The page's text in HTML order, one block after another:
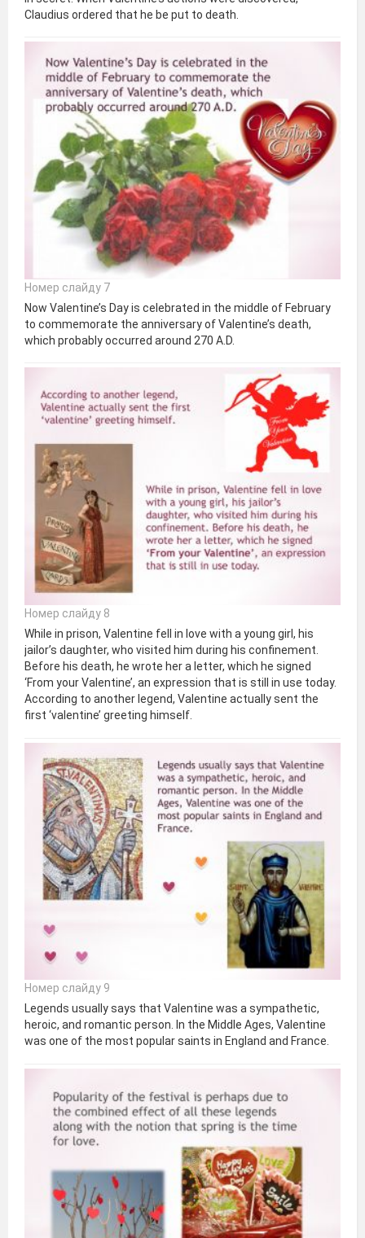
Claudius ordered that he be put to death.
Номер слайду 7
Now Valentine’s Day is celebrated in the middle of February
to commemorate the anniversary of Valentine’s death,
which probably occurred around 270 A.D.
Номер слайду 8
While in prison, Valentine fell in love with a young girl, his
jailor’s daughter, who visited him during his confinement.
Before his death, he wrote her a letter, which he signed
‘From your Valentine’, an expression that is still in use today.
According to another legend, Valentine actually sent the
first ‘valentine’ greeting himself.
Номер слайду 9
Legends usually says that Valentine was a sympathetic,
heroic, and romantic person. In the Middle Ages, Valentine
was one of the most popular saints in England and France.